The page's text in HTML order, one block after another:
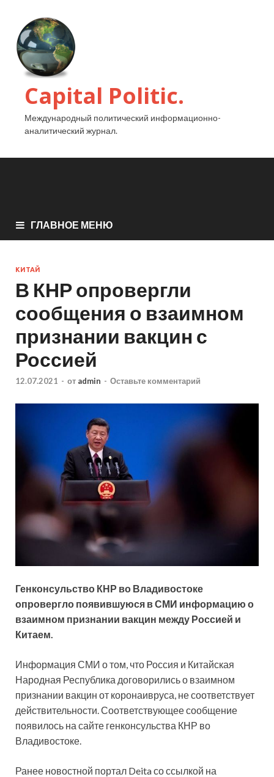
Capital Politic.
Международный политический информационно-
аналитический журнал.
ГЛАВНОЕ МЕНЮ
КИТАЙ
В КНР опровергли
сообщения о взаимном
признании вакцин с
Россией
12.07.2021 - от admin - Оставьте комментарий
Генконсульство КНР во Владивостоке
опровергло появившуюся в СМИ информацию о
взаимном признании вакцин между Россией и
Китаем.
Информация СМИ о том, что Россия и Китайская
Народная Республика договорились о взаимном
признании вакцин от коронаивруса, несоответствует
действительности. Соответствующее сообщение
появилось на сайте генконсульства КНР во
Владивостоке.
Ранее новостной портал Deita со ссылкой на